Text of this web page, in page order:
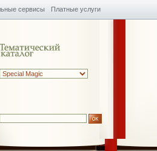
сервисы Платные услуги